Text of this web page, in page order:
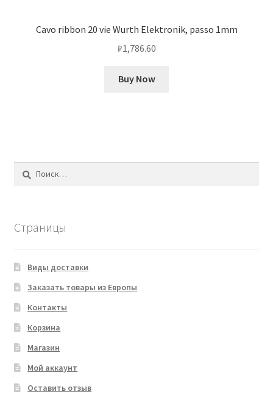
Cavo ribbon 20 vie Wurth Elektronik, passo 1mm
₽1,786.60
Buy Now
Найти:
Страницы
Виды доставки
Заказать товары из Европы
Контакты
Корзина
Магазин
Мой аккаунт
Оставить отзыв